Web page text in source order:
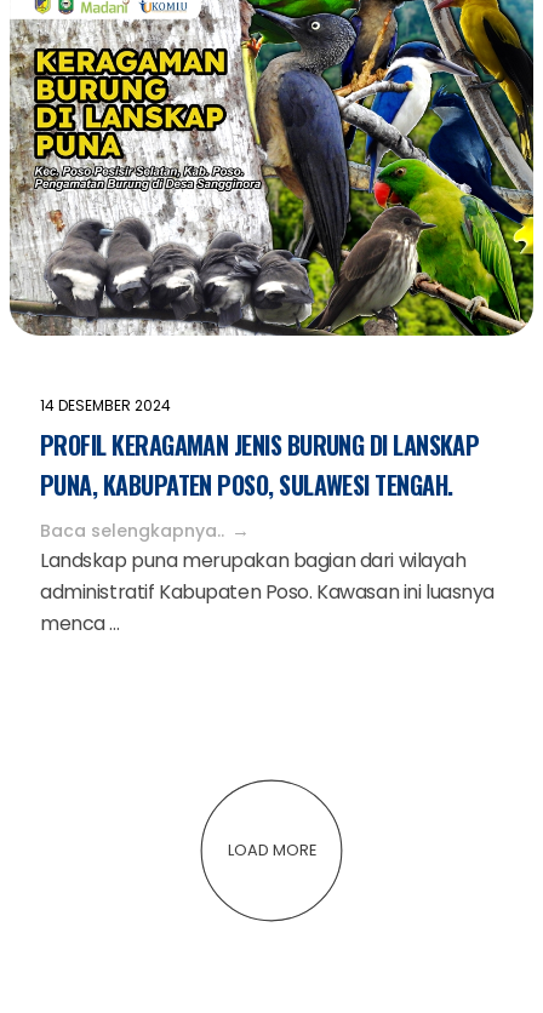
14 DESEMBER 2024
PROFIL KERAGAMAN JENIS BURUNG DI LANSKAP
PUNA, KABUPATEN POSO, SULAWESI TENGAH.
Baca selengkapnya..
Landskap puna merupakan bagian dari wilayah
administratif Kabupaten Poso. Kawasan ini luasnya
menca ...
LOAD MORE